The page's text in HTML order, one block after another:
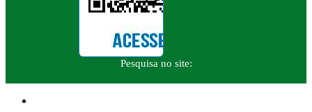
Pesquisa no site: